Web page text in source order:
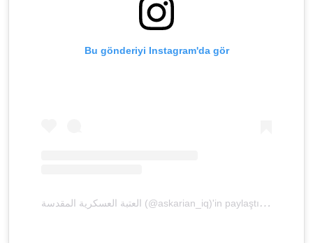
Bu gönderiyi Instagram'da gör
ا
لعتبة العسكرية المقدسة (@askarian_iq)'in paylaştığı bir gönderi